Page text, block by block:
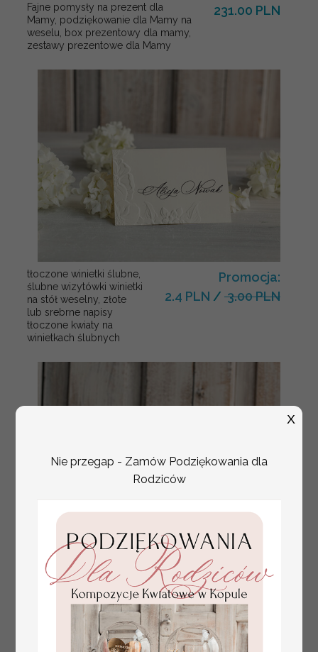
Fajne pomysły na prezent dla
Mamy, podziękowanie dla Mamy na
weselu, box prezentowy dla mamy,
zestawy prezentowe dla Mamy
231.00 PLN
tłoczone winietki ślubne,
ślubne wizytówki winietki
na stół weselny, złote
lub srebrne napisy
tłoczone kwiaty na
winietkach ślubnych
Promocja:
2.4 PLN / 3.00 PLN
Nie przegap - Zamów Podziękowania dla
Rodziców
X